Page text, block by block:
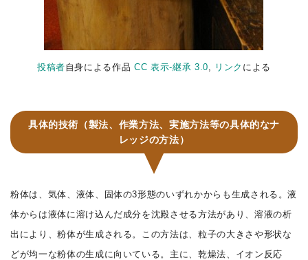
投稿者自身による作品CC 表示-継承 3.0, リンク による
具体的技術（製法、作業方法、実施方法等の具体的なナ
レッジの方法）
粉体は、気体、液体、固体の3形態のいずれかからも生成される。液
体からは液体に溶け込んだ成分を沈殿させる方法があり、溶液の析
出により、粉体が生成される。この方法は、粒子の大きさや形状な
どが均一な粉体の生成に向いている。主に、乾燥法、イオン反応